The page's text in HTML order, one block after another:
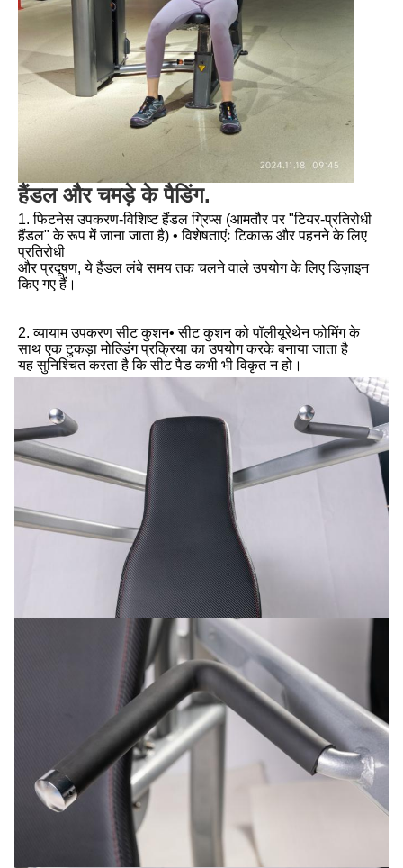
हैंडल और चमड़े के पैडिंग.
1. फिटनेस उपकरण-विशिष्ट हैंडल ग्रिप्स (आमतौर पर "टियर-प्रतिरोधी
हैंडल" के रूप में जाना जाता है) • विशेषताएंः टिकाऊ और पहनने के लिए
प्रतिरोधी
और प्रदूषण, ये हैंडल लंबे समय तक चलने वाले उपयोग के लिए डिज़ाइन
किए गए हैं।
2. व्यायाम उपकरण सीट कुशन• सीट कुशन को पॉलीयूरेथेन फोमिंग के
साथ एक टुकड़ा मोल्डिंग प्रक्रिया का उपयोग करके बनाया जाता है
यह सुनिश्चित करता है कि सीट पैड कभी भी विकृत न हो।